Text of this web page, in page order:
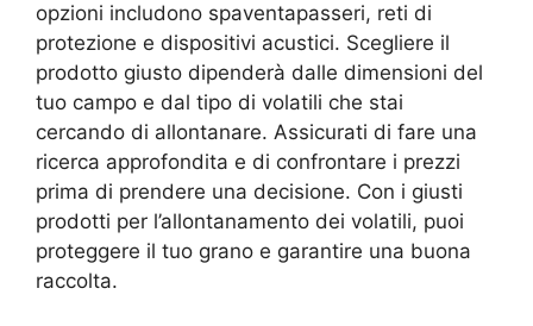
opzioni includono spaventapasseri, reti di
protezione e dispositivi acustici. Scegliere il
prodotto giusto dipenderà dalle dimensioni del
tuo campo e dal tipo di volatili che stai
cercando di allontanare. Assicurati di fare una
ricerca approfondita e di confrontare i prezzi
prima di prendere una decisione. Con i giusti
prodotti per l’allontanamento dei volatili, puoi
proteggere il tuo grano e garantire una buona
raccolta.